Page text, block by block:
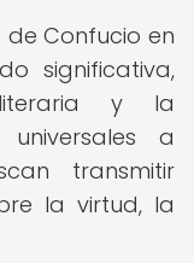
Confucio en
significativa,
y la
a
transmitir
la virtud, la